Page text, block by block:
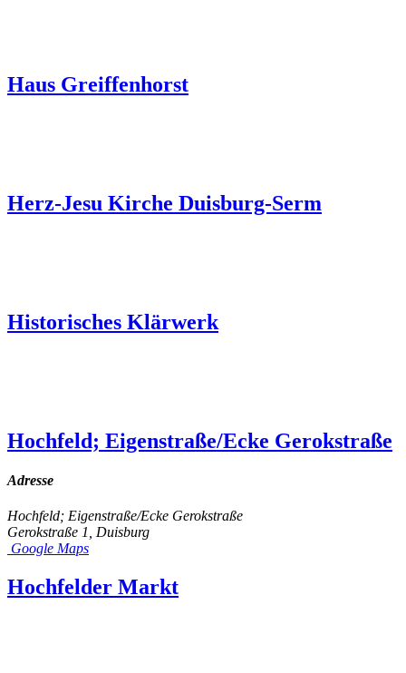
Haus Greiffenhorst
Herz-Jesu Kirche Duisburg-Serm
Historisches Klärwerk
Hochfeld; Eigenstraße/Ecke Gerokstraße
Adresse
Hochfeld; Eigenstraße/Ecke Gerokstraße
Gerokstraße 1, Duisburg
Google Maps
Hochfelder Markt